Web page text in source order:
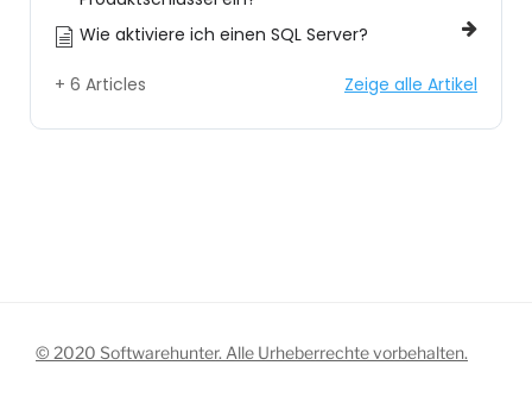
Wie aktiviere ich einen SQL Server?
+ 6 Articles Zeige alle Artikel
© 2020 Softwarehunter. Alle Urheberrechte vorbehalten.